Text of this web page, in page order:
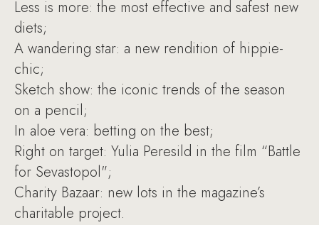
Less is more: the most effective and safest new
diets;
A wandering star: a new rendition of hippie-
chic;
Sketch show: the iconic trends of the season
on a pencil;
In aloe vera: betting on the best;
Right on target: Yulia Peresild in the film “Battle
for Sevastopol";
Charity Bazaar: new lots in the magazine’s
charitable project.